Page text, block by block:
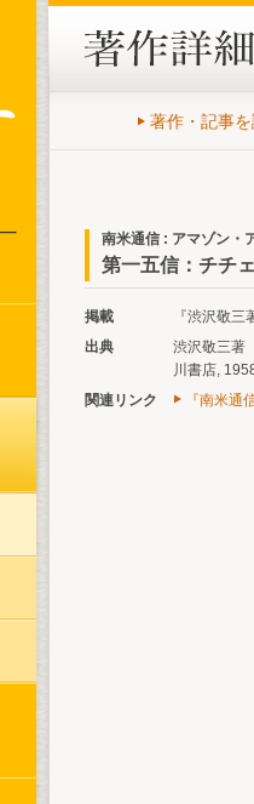
著作・記事
南米通信 : アマゾン・
第一五信：チチ
掲載
『渋沢敬
出典
渋沢敬三著
川書店,
関連リンク
『南米通